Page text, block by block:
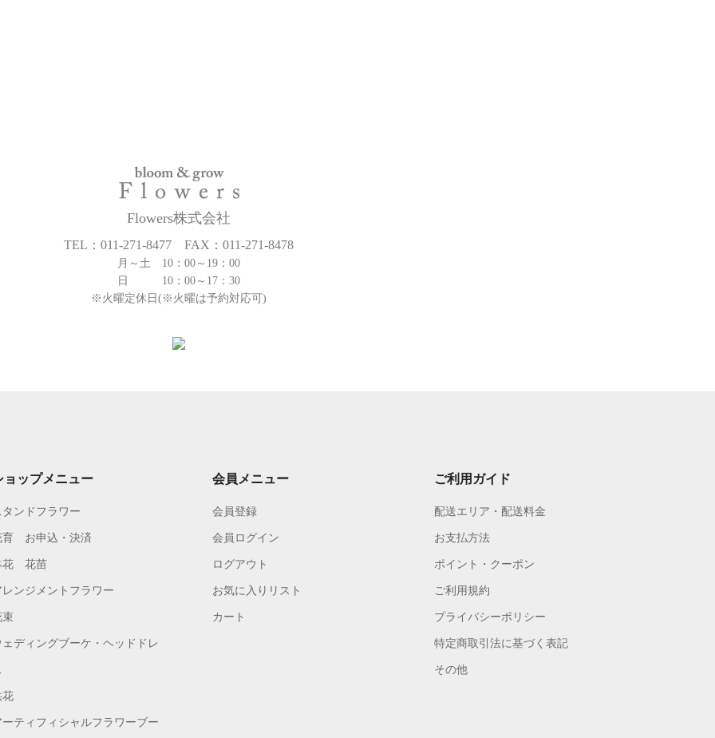
Flowers株式会社
TEL：011-271-8477 FAX：011-271-8478
月～土 10：00～19：00
日 10：00～17：30
※火曜定休日(※火曜は予約対応可)
ョップメニュー
タンドフラワー
育 お申込・決済
花 花苗
レンジメントフラワー
ェディングブーケ・ヘッドドレ
花
ーティフィシャルフラワーブー
会員メニュー
会員登録
会員ログイン
ログアウト
お気に入りリスト
カート
ご利用ガイド
配送エリア・配送料金
お支払方法
ポイント・クーポン
ご利用規約
プライバシーポリシー
特定商取引法に基づく表記
その他